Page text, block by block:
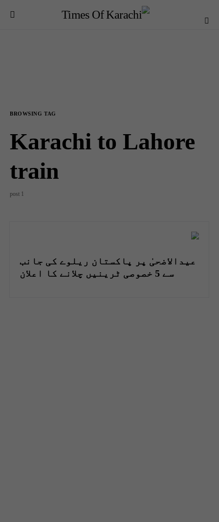
BROWSING TAG
Karachi to Lahore
train
1 post
عیدالاضحیٰ پر پاکستان ریلوے کی جانب
سے 5 خصوصی ٹرینیں چلانے کا اعلان